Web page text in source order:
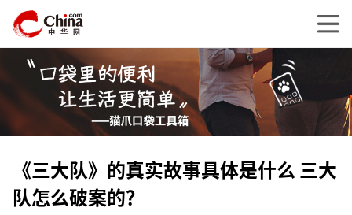
《三大队》的真实故事具体是什么 三大
队怎么破案的？